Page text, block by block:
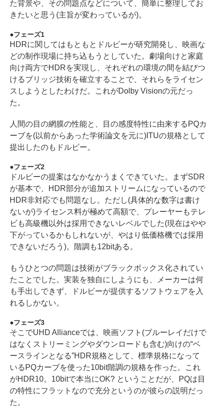
た背景や、その問題点などについて、簡単に整理してお
きたいと思う(主旨が変わっているが)。
フェーズ1
HDRに関してはもともとドルビーが研究開発し、映画な
どの制作現場に持ち込もうとしていた。劇場向けと家庭
向け両方でHDRを実現し、それぞれの環境の間を結びつ
けるブリッジ技術を確立することで、それらをライセン
スしようとしたわけだ。これがDolby Visionの元だっ
た。
人間の目の網膜の性能と、目の感度特性に由来するPQカ
ーブを(以前からあった学術論文を元に)ITUの規格として
提出したのもドルビー。
フェーズ2
ドルビーの提案はなかなかうまくできていた。まずSDR
が基本で、HDR部分が追加ストリームになっているので
HDR非対応でも問題なし。ただし(具体的な数字は書け
ないが)ライセンス料が極めて高額で、プレーヤーもテレ
ビも高級機以外は採用できないレベルでした(現在はやや
下がっているかもしれないが、やはり低価格機では採用
できないだろう)。階調も12bitある。
もうひとつの問題は技術がブラックボックス化されてい
たことでした。実装を独自にしようにも、メーカーは何
も手出しできず、ドルビーが提供するソフトウェアを入
れるしかない。
フェーズ3
そこでUHD Allianceでは、映画ソフト(ブルーレイだけで
はなくストリーミングやダウンロードも含む)向けの“ベ
ースラインとなる”HDR規格として、標準規格になって
いるPQカーブを使った10bit階調の規格を作った。これ
がHDR10。10bitで本当にOK? ということだが、PQは目
の特性にフラットなので充分というのが彼らの説明だっ
た。